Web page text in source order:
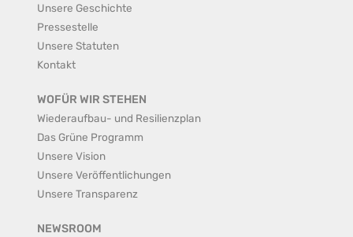
Unsere Geschichte
Pressestelle
Unsere Statuten
Kontakt
WOFÜR WIR STEHEN
Wiederaufbau- und Resilienzplan
Das Grüne Programm
Unsere Vision
Unsere Veröffentlichungen
Unsere Transparenz
NEWSROOM